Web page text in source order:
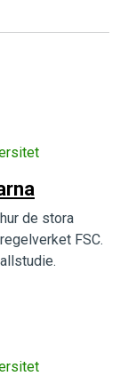
de stora
FSC.